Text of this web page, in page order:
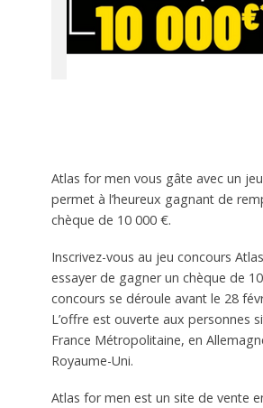
Atlas for men vous gâte avec un
permet à l’heureux gagnant de
chèque de 10 000 €.
Inscrivez-vous au jeu concours
essayer de gagner un chèque de
concours se déroule avant le 28
L’offre est ouverte aux personnes
France Métropolitaine, en
Royaume-Uni.
Atlas for men est un site de vente